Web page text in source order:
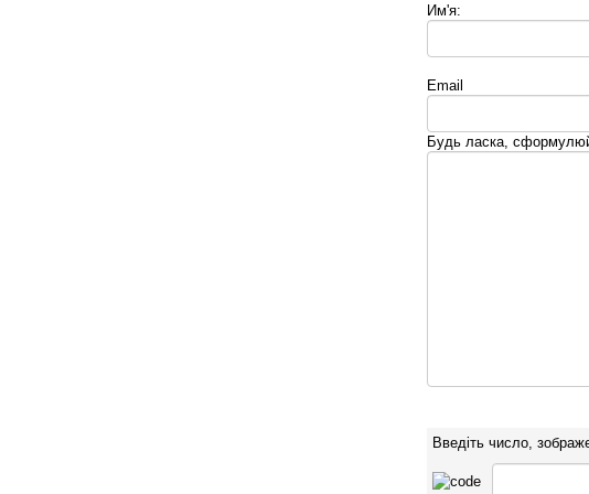
Им'я:
Email
Будь ласка,
Введіть число,